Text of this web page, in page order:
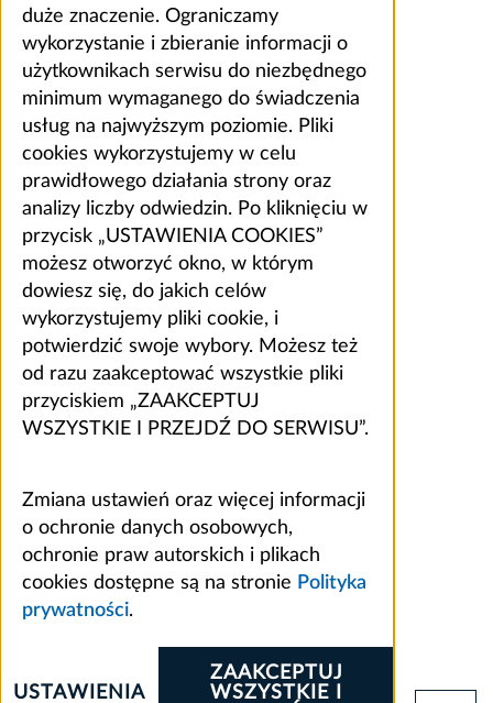
duże znaczenie. Ograniczamy
wykorzystanie i zbieranie informacji o
użytkownikach serwisu do niezbędnego
minimum wymaganego do świadczenia
usług na najwyższym poziomie. Pliki
cookies wykorzystujemy w celu
prawidłowego działania strony oraz
analizy liczby odwiedzin. Po kliknięciu w
przycisk „USTAWIENIA COOKIES”
możesz otworzyć okno, w którym
dowiesz się, do jakich celów
wykorzystujemy pliki cookie, i
potwierdzić swoje wybory. Możesz też
od razu zaakceptować wszystkie pliki
przyciskiem „ZAAKCEPTUJ
WSZYSTKIE I PRZEJDŹ DO SERWISU”.
Zmiana ustawień oraz więcej informacji
o ochronie danych osobowych,
ochronie praw autorskich i plikach
cookies dostępne są na stronie Polityka
prywatności.
ZAAKCEPTUJ
WSZYSTKIE I
USTAWIENIA